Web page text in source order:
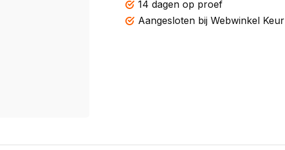
14 dagen op proef
Aangesloten bij Webwinkel Keur